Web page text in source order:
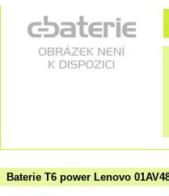
Baterie T6 power Lenovo